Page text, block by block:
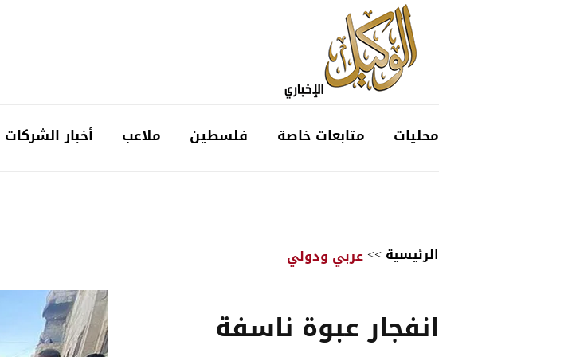
محليات متابعات خاصة فلسطين ملاعب أخبار الشركات
الرئيسية>>عربي ودولي
انفجار عبوة ناسفة